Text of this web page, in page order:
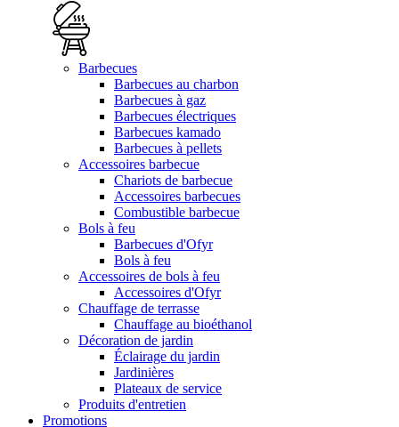
Barbecues
Barbecues au charbon
Barbecues à gaz
Barbecues électriques
Barbecues kamado
Barbecues à pellets
Accessoires barbecue
Chariots de barbecue
Accessoires barbecues
Combustible barbecue
Bols à feu
Barbecues d'Ofyr
Bols à feu
Accessoires de bols à feu
Accessoires d'Ofyr
Chauffage de terrasse
Chauffage au bioéthanol
Décoration de jardin
Éclairage du jardin
Jardinières
Plateaux de service
Produits d'entretien
Promotions